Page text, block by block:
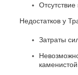
Недостатков у
Затраты